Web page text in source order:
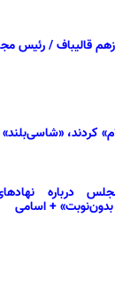
قالیباف / رئیس
درباره
+ اسامی